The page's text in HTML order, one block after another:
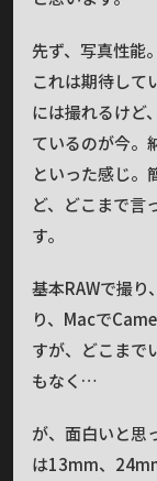
先ず、写真性能。
これは期待して
には撮れるけど
ているのが今。
といった感じ。
ど、どこまで言
す。
基本RAWで撮
り、Macで
すが、どこまで
もなく…
が、面白いと
は13mm、